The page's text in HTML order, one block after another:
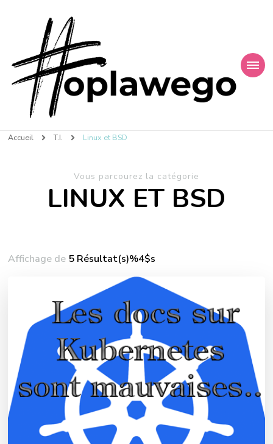
Accueil T.I. Linux et BSD
Vous parcourez la catégorie
LINUX ET BSD
Affichage de 5 Résultat(s)%4$s